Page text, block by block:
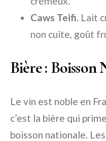
Caws Teifi. Lait
non cuite, goût
Bière : Boisson
Le vin est noble en
c’est la bière qui
boisson nationale.